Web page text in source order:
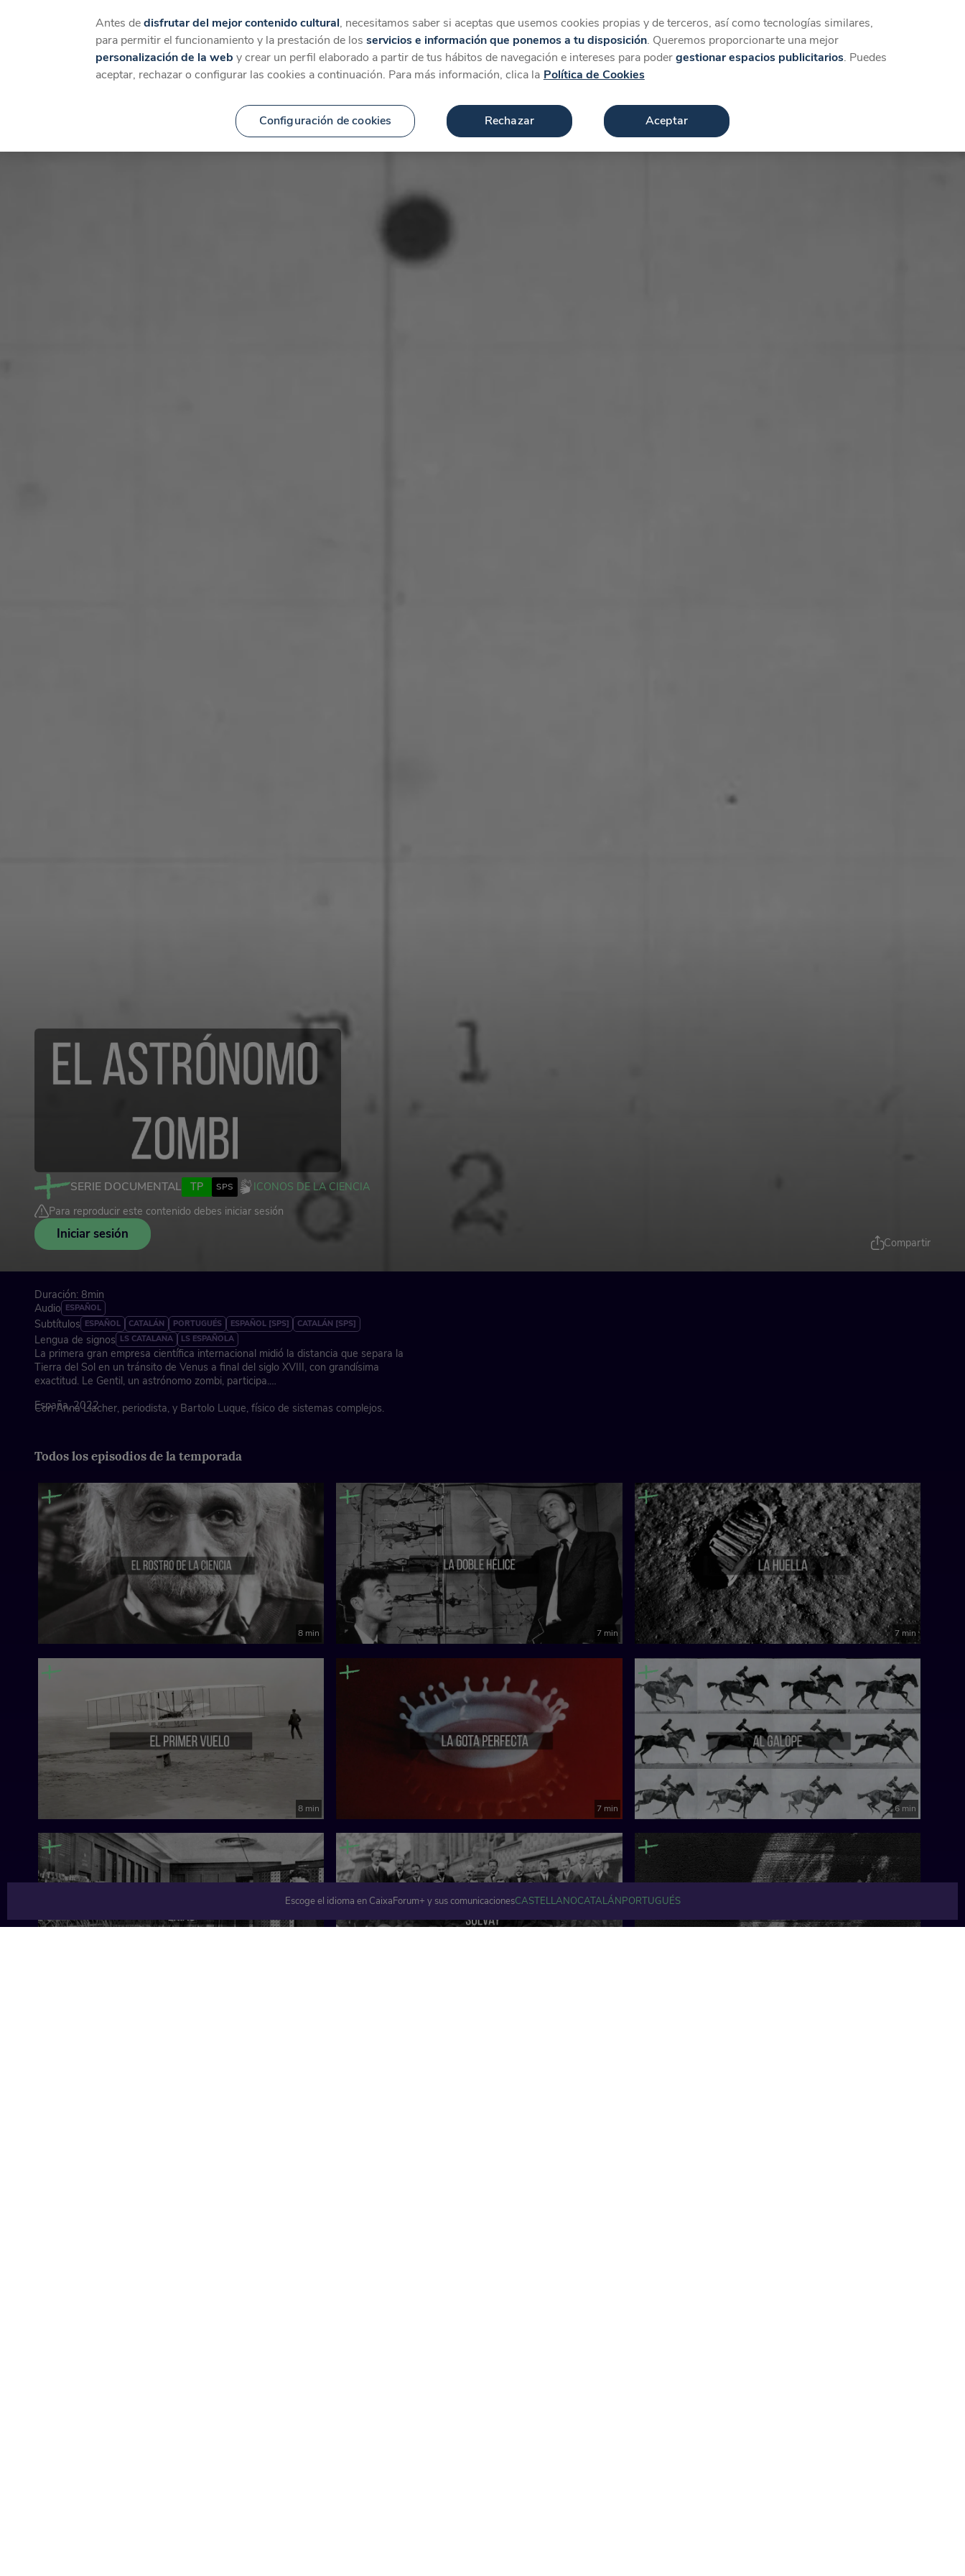
Catálogo Temáticas Categorías Favoritos Más Iniciar sesión Crear cuenta
SERIE DOCUMENTAL TP SPS
ICONOS DE LA CIENCIA
Para reproducir este contenido debes iniciar sesión
Iniciar sesión
Compartir
Duración: 8min
Audio ESPAÑOL
Subtítulos ESPAÑOL CATALÁN PORTUGUÉS ESPAÑOL [SPS] CATALÁN [SPS]
Lengua de signos LS CATALANA LS ESPAÑOLA
La primera gran empresa científica internacional midió la distancia que separa la
Tierra del Sol en un tránsito de Venus a final del siglo XVIII, con grandísima
exactitud. Le Gentil, un astrónomo zombi, participa.
Con Anna Llacher, periodista, y Bartolo Luque, físico de sistemas complejos.
España, 2022
Todos los episodios de la temporada
8 min 7 min 7 min
8 min 7 min 6 min
Antes dedisfrutar del mejor contenido cultural, necesitamos saber si aceptas que usemos cookies propias y de terceros, así como tecnologías similares,
para permitir el funcionamiento y la prestación de los servicios e información que ponemos a tu disposición. Queremos proporcionarte una mejor
personalización de la web y crear un perfil elaborado a partir de tus hábitos de navegación e intereses para podergestionar espacios publicitarios. Puedes
aceptar, rechazar o configurar las cookies a continuación. Para más información, clica la Política de Cookies
Configuración de cookies Rechazar Aceptar
Escoge el idioma en CaixaForum+ y sus comunicacionesCASTELLANOCATALÁNPORTUGUÉS